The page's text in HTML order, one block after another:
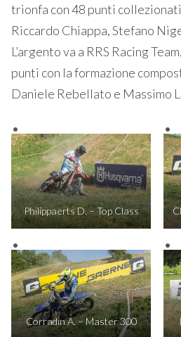
trionfa con 48 punti
Riccardo Chiappa, Stefano
L’argento va a RRS Racing
punti con la formazione
Daniele Rebellato e Massimo
Philippaerts D. – Top Class
Corradin A. – Master 300